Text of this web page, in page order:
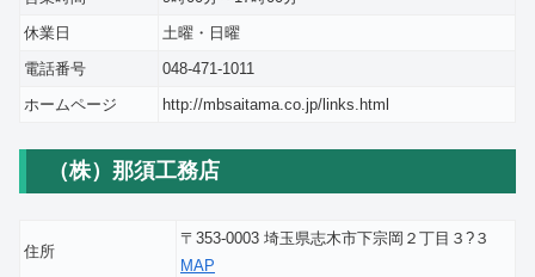
休業日
土曜・日曜
電話番号
048-471-1011
ホームページ
http://mbsaitama.co.jp/links.html
（株）那須工務店
住所
〒353-0003 埼玉県志木市下宗岡２丁目３?３
MAP